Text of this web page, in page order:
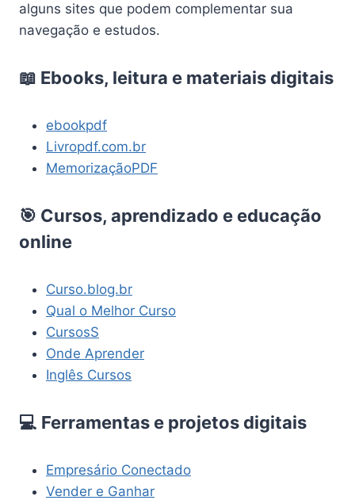
alguns sites que podem complementar sua
navegação e estudos.
📖 Ebooks, leitura e materiais digitais
ebookpdf
Livropdf.com.br
MemorizaçãoPDF
🎯 Cursos, aprendizado e educação
online
Curso.blog.br
Qual o Melhor Curso
CursosS
Onde Aprender
Inglês Cursos
💻 Ferramentas e projetos digitais
Empresário Conectado
Vender e Ganhar